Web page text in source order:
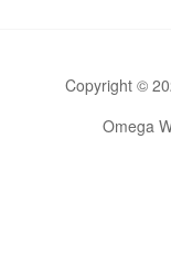
Copyright ©
Omega